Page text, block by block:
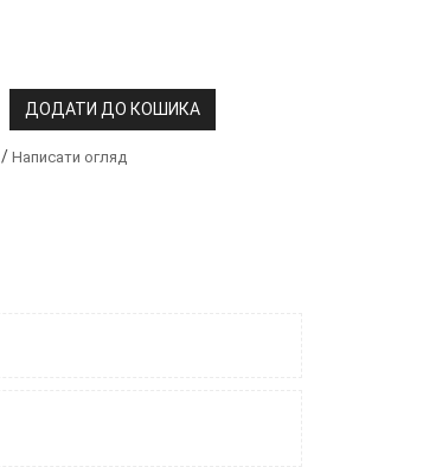
ДОДАТИ ДО КОШИКА
/Написати огляд